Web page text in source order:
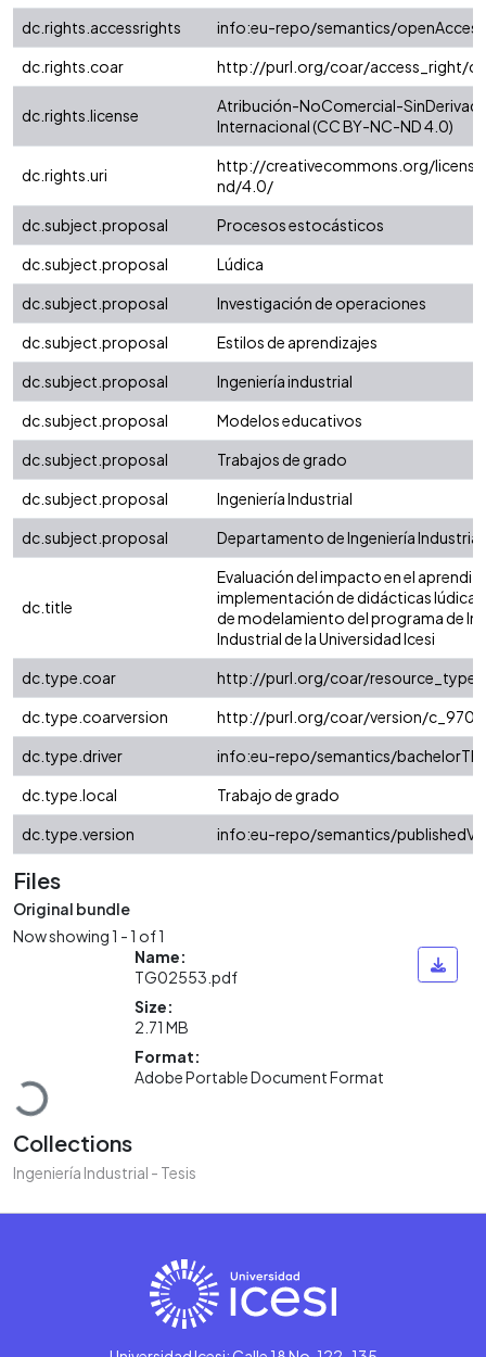
dc.rights.accessrights
info:eu-repo/semantics/openAccess
dc.rights.coar
http://purl.org/coar/access_right/
dc.rights.license
Atribución-NoComercial-
Internacional (CC BY-NC-ND 4.0)
dc.rights.uri
http://creativecommons.org/
nd/4.0/
dc.subject.proposal
Procesos estocásticos
dc.subject.proposal
Lúdica
dc.subject.proposal
Investigación de operaciones
dc.subject.proposal
Estilos de aprendizajes
dc.subject.proposal
Ingeniería industrial
dc.subject.proposal
Modelos educativos
dc.subject.proposal
Trabajos de grado
dc.subject.proposal
Ingeniería Industrial
dc.subject.proposal
Departamento de Ingeniería Industrial
dc.title
Evaluación del impacto en el
implementación de didácticas lúdicas
de modelamiento del programa de
Industrial de la Universidad Icesi
dc.type.coar
http://purl.org/coar/resource_type/
dc.type.coarversion
http://purl.org/coar/version/
dc.type.driver
info:eu-repo/semantics/
dc.type.local
Trabajo de grado
dc.type.version
info:eu-repo/semantics/
Files
Original bundle
Now showing1 - 1 of 1
Loading...
Name:
TG02553.pdf
Size:
2.71 MB
Format:
Adobe Portable Document Format
Collections
Ingeniería Industrial - Tesis